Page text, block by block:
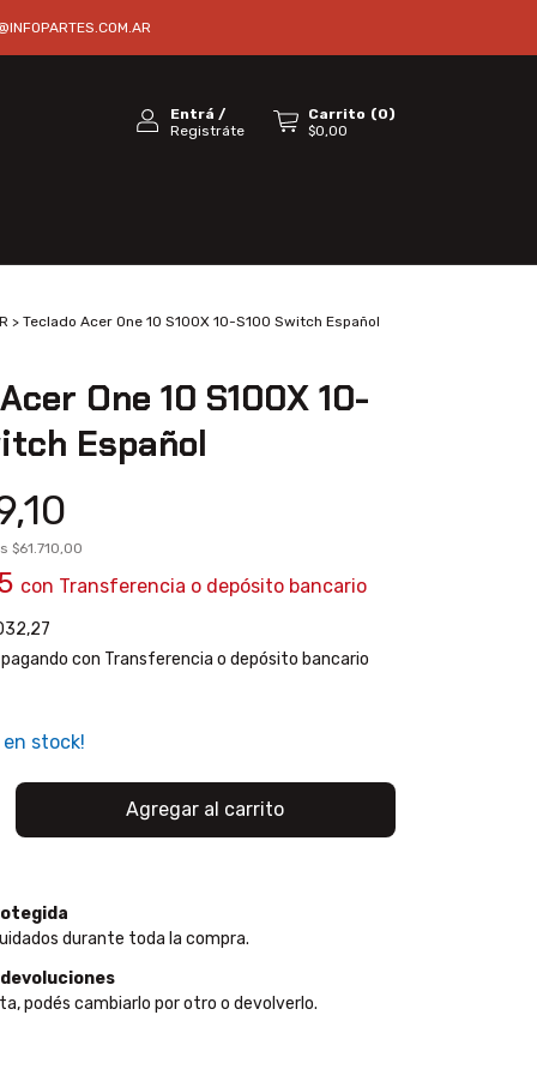
Entrá /
Registráte
Carrito (0)
$0,00
> Teclado Acer One 10 S100X 10-S100 Switch Español
One 10 S100X 10-
Español
$61.710,00
con Transferencia o depósito bancario
pagando con Transferencia o depósito bancario
en stock!
durante toda la compra.
podés cambiarlo por otro o devolverlo.